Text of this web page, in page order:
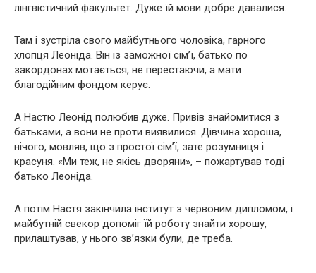
лінгвістичний факультет. Дуже їй мови добре давалися.
Там і зустріла свого майбутнього чоловіка, гарного
хлопця Леоніда. Він із заможної сім’ї, батько по
закордонах мотається, не перестаючи, а мати
благодійним фондом керує.
А Настю Леонід полюбив дуже. Привів знайомитися з
батьками, а вони не проти виявилися. Дівчина хороша,
нічого, мовляв, що з простої сім’ї, зате розумниця і
красуня. «Ми теж, не якісь дворяни», – пожартував тоді
батько Леоніда.
А потім Настя закінчила інститут з червоним дипломом, і
майбутній свекор допоміг їй роботу знайти хорошу,
прилаштував, у нього зв’язки були, де треба.